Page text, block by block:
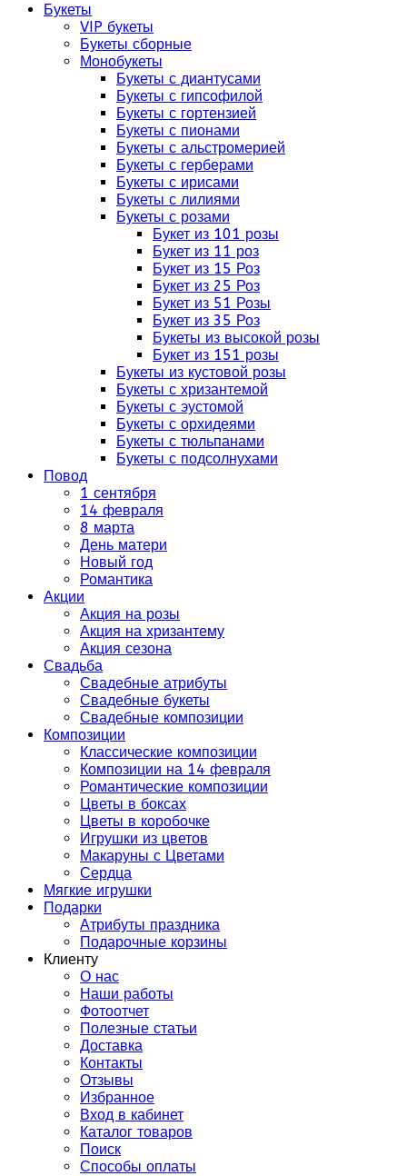
Букеты
VIP букеты
Букеты сборные
Монобукеты
Букеты с диантусами
Букеты с гипсофилой
Букеты с гортензией
Букеты с пионами
Букеты с альстромерией
Букеты с герберами
Букеты с ирисами
Букеты с лилиями
Букеты с розами
Букет из 101 розы
Букет из 11 роз
Букет из 15 Роз
Букет из 25 Роз
Букет из 51 Розы
Букет из 35 Роз
Букеты из высокой розы
Букет из 151 розы
Букеты из кустовой розы
Букеты с хризантемой
Букеты с эустомой
Букеты с орхидеями
Букеты с тюльпанами
Букеты с подсолнухами
Повод
1 сентября
14 февраля
8 марта
День матери
Новый год
Романтика
Акции
Акция на розы
Акция на хризантему
Акция сезона
Свадьба
Свадебные атрибуты
Свадебные букеты
Свадебные композиции
Композиции
Классические композиции
Композиции на 14 февраля
Романтические композиции
Цветы в боксах
Цветы в коробочке
Игрушки из цветов
Макаруны с Цветами
Сердца
Мягкие игрушки
Подарки
Атрибуты праздника
Подарочные корзины
Клиенту
О нас
Наши работы
Фотоотчет
Полезные статьи
Доставка
Контакты
Отзывы
Избранное
Вход в кабинет
Каталог товаров
Поиск
Способы оплаты